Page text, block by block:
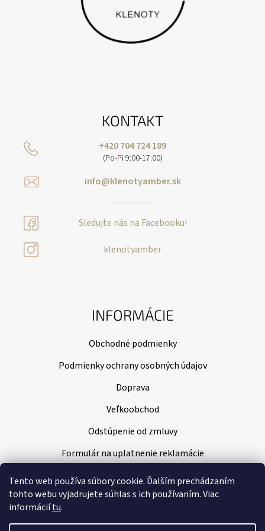
Tento web používa súbory cookie. Ďalším prechádzaním
tohto webu vyjadrujete súhlas s ich používaním. Viac
informáciítu.
KONTAKT
+420 704 724 189
(Po-Pi 9:00-17:00)
info@klenotyamber.sk
Sledujte nás na Facebooku!
klenotyamber
INFORMÁCIE
Obchodné podmienky
Podmienky ochrany osobných údajov
Doprava
Veľkoobchod
Odstúpenie od zmluvy
Formulár na uplatnenie reklamácie